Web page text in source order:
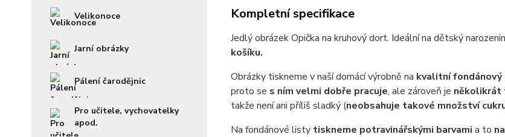
Velikonoce
Jarní obrázky
Pálení čarodějnic
Pro učitele, vychovatelky
apod.
Kompletní specifikace
Jedlý obrázek Opička na kruhový dort. Ideální na dětský
košíku.
Obrázky tiskneme v naší domácí výrobně na kvalitní fondánový
proto se s ním velmi dobře pracuje, ale zároveň je několikrát
takže není ani příliš sladký (neobsahuje takové množství
Na fondánové listy tiskneme potravinářskými barvami a to